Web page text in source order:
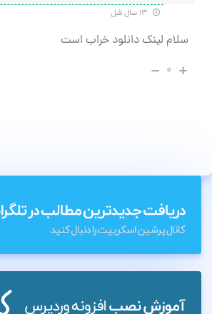
سلام لینک دانلود خراب است
۰